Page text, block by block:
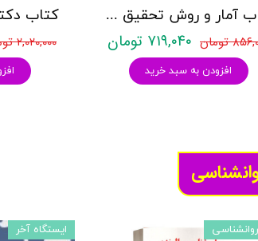
۲,۰۲۰,۰۰۰ تومان
کتاب آمار و روش تحقیق مدرسان شریف
تومان ۷۱۹,۰۴۰ تومان
افزودن به سبد خرید
ایستگاه آخر